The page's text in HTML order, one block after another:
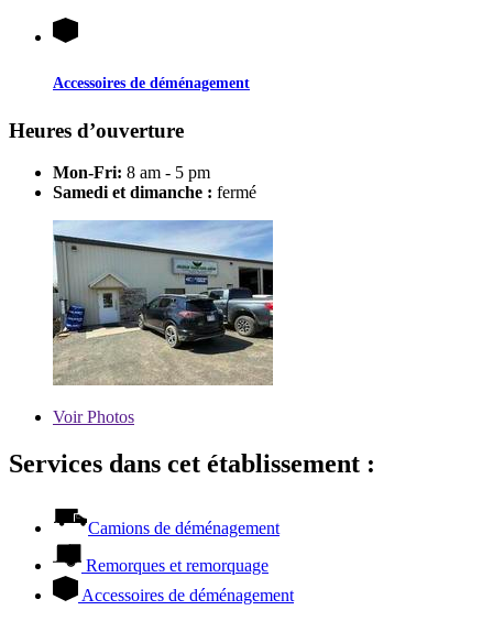
Accessoires de déménagement
Heures d’ouverture
Mon-Fri: 8 am - 5 pm
Samedi et dimanche : fermé
VoirPhotos
Services dans cet établissement :
Camions de déménagement
Remorques et remorquage
Accessoires de déménagement